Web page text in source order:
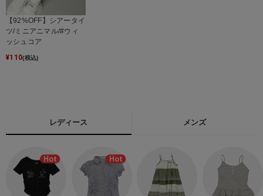
【92%OFF】シアータイ
ツ/ミニアニマル/#ウィ
ッシュコア
¥110(税込)
レディース メンズ